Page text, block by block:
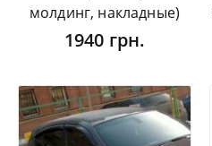
молдинг, накладные)
1940 грн.